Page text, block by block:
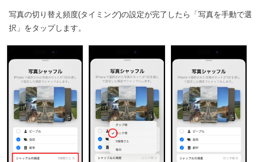
写真の切り替え頻度(タイミング)の設定が完了したら「写真を手動で選
択」をタップします。